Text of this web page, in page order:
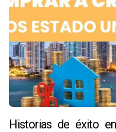
Historias de éxito